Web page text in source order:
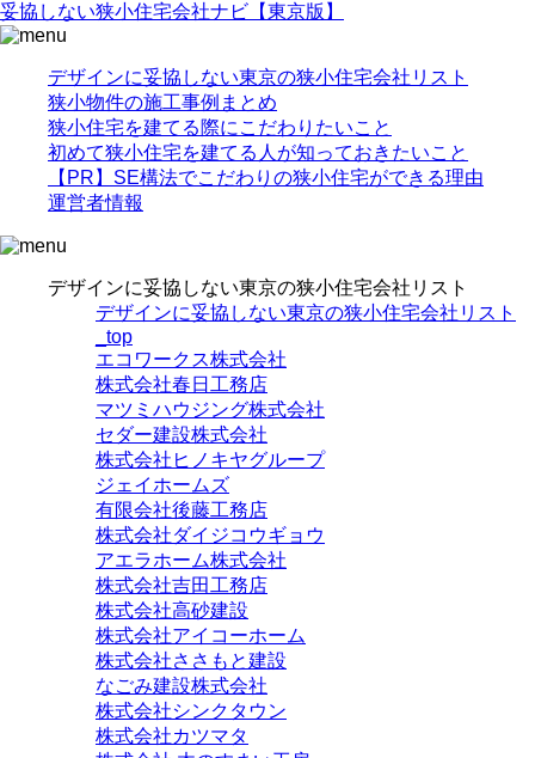
妥協 しない狭小住宅会社ナビ 【東京版】
デザインに妥協しない東京の狭小住宅会社リスト
狭小物件の施工事例まとめ
狭小住宅を建てる際にこだわりたいこと
初めて狭小住宅を建てる人が知っておきたいこと
【PR】SE構法でこだわりの狭小住宅ができる理由
運営者情報
デザインに妥協しない東京の狭小住宅会社リスト
デザインに妥協しない東京の狭小住宅会社リスト
_top
エコワークス株式会社
株式会社春日工務店
マツミハウジング株式会社
セダー建設株式会社
株式会社ヒノキヤグループ
ジェイホームズ
有限会社後藤工務店
株式会社ダイジコウギョウ
アエラホーム株式会社
株式会社吉田工務店
株式会社高砂建設
株式会社アイコーホーム
株式会社ささもと建設
なごみ建設株式会社
株式会社シンクタウン
株式会社カツマタ